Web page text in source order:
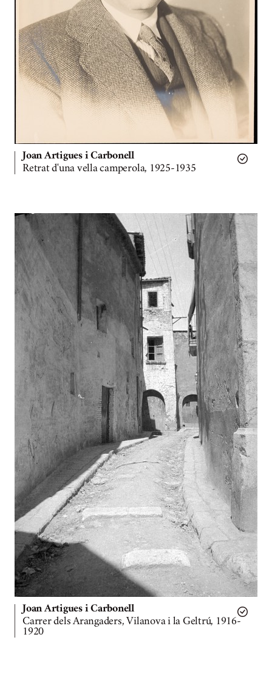
Joan Artigues i Carbonell
Retrat d'una vella camperola, 1925-1935
Joan Artigues i Carbonell
Carrer dels Arangaders, Vilanova i la Geltrú, 1916-
1920